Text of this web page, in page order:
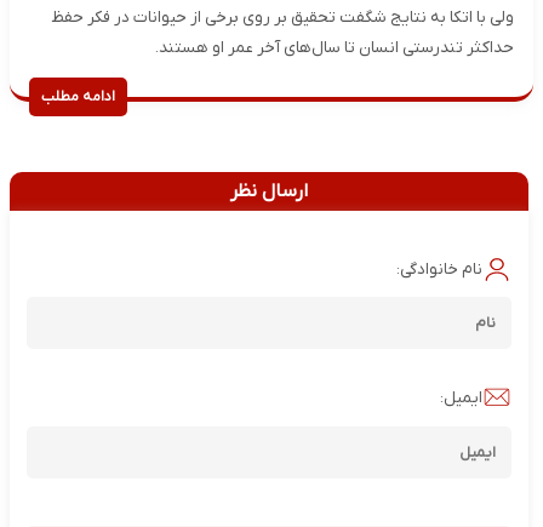
ولی با اتکا به نتایج شگفت تحقیق بر روی برخی از حیوانات در فکر حفظ
حداکثر تندرستی انسان تا سال‌های آخر عمر او هستند.
ادامه مطلب
ارسال نظر
نام خانوادگی:
ایمیل: